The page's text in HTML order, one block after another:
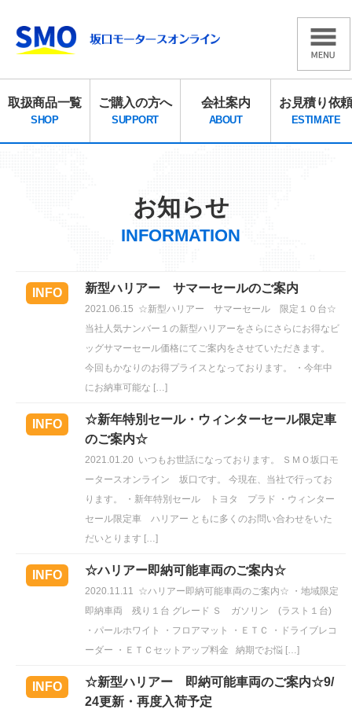
取扱商品一覧
SHOP
ご購入の方へ
SUPPORT
会社案内
ABOUT
お見積り依頼
ESTIMATE
お知らせ
INFORMATION
INFO 新型ハリアー サマーセールのご案内
2021.06.15 ☆新型ハリアー サマーセール 限定１０台☆
当社人気ナンバー１の新型ハリアーをさらにさらにお得なビ
ッグサマーセール価格にてご案内をさせていただきます。
今回もかなりのお得プライスとなっております。 ・今年中
にお納車可能な […]
INFO
☆新年特別セール・ウィンターセール限定車
のご案内☆
2021.01.20 いつもお世話になっております。 ＳＭＯ坂口モ
ータースオンライン 坂口です。 今現在、当社で行ってお
ります。 ・新年特別セール トヨタ プラド ・ウィンター
セール限定車 ハリアー ともに多くのお問い合わせをいた
だいとります […]
INFO ☆ハリアー即納可能車両のご案内☆
2020.11.11 ☆ハリアー即納可能車両のご案内☆ ・地域限定
即納車両 残り１台 グレード Ｓ ガソリン (ラスト１台)
・パールホワイト ・フロアマット ・ＥＴＣ ・ドライブレコ
ーダー ・ＥＴＣセットアップ料金 納期でお悩 […]
INFO
☆新型ハリアー 即納可能車両のご案内☆9/
24更新・再度入荷予定